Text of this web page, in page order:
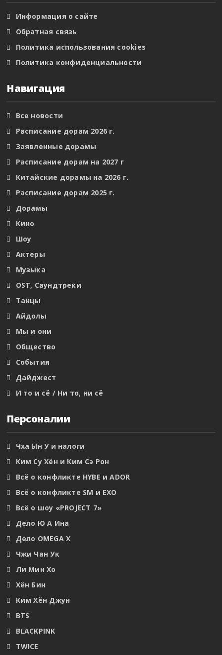
Информация о сайте
Обратная связь
Политика использования cookies
Политика конфиденциальности
Навигация
Все новости
Расписание дорам 2026 г.
Заявленные дорамы
Расписание дорам на 2027 г
Китайские дорамы на 2026 г.
Расписание дорам 2025 г.
Дорамы
Кино
Шоу
Актеры
Музыка
OST, Саундтреки
Танцы
Айдолы
Мы и они
Общество
События
Дайджест
И то и сё / Ни то, ни сё
Персоналии
Чха Ын У и налоги
Ким Су Хён и Ким Сэ Рон
Всё о конфликте HYBE и ADOR
Всё о конфликте SM и EXO
Всё о шоу «PROJECT 7»
Дело Ю А Ина
Дело OMEGA X
Чжи Чан Ук
Ли Мин Хо
Хён Бин
Ким Хён Джун
BTS
BLACKPINK
TWICE